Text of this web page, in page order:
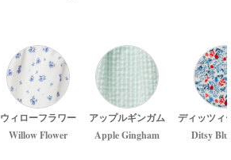
ウィローフラワー
Willow Flower
アップルギンガム
Apple Gingham
ディッツィ
Ditsy